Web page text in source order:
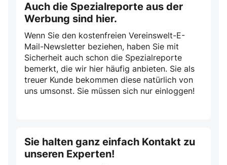
Auch die Spezialreporte aus der
Werbung sind hier.
Wenn Sie den kostenfreien Vereinswelt-E-
Mail-Newsletter beziehen, haben Sie mit
Sicherheit auch schon die Spezialreporte
bemerkt, die wir hier häufig anbieten. Sie als
treuer Kunde bekommen diese natürlich von
uns umsonst. Sie müssen sich nur einloggen!
Sie halten ganz einfach Kontakt zu
unseren Experten!